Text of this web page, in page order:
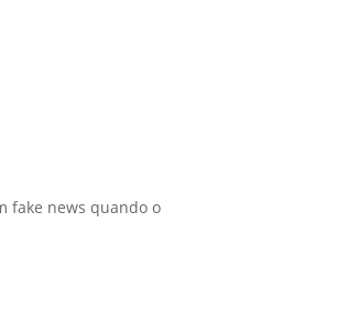
fake news quando o